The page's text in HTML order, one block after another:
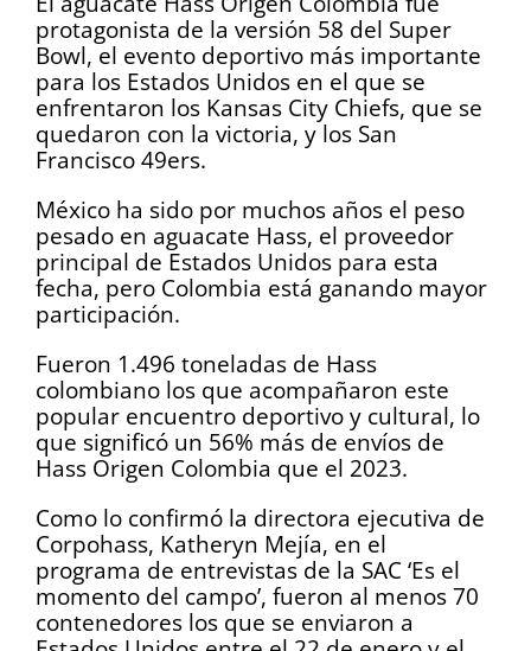
protagonista de la versión 58 del Super
Bowl, el evento deportivo más importante
para los Estados Unidos en el que se
enfrentaron los Kansas City Chiefs, que se
quedaron con la victoria, y los San
Francisco 49ers.
México ha sido por muchos años el peso
pesado en aguacate Hass, el proveedor
principal de Estados Unidos para esta
fecha, pero Colombia está ganando mayor
participación.
Fueron 1.496 toneladas de Hass
colombiano los que acompañaron este
popular encuentro deportivo y cultural, lo
que significó un 56% más de envíos de
Hass Origen Colombia que el 2023.
Como lo confirmó la directora ejecutiva de
Corpohass, Katheryn Mejía, en el
programa de entrevistas de la SAC ‘Es el
momento del campo’, fueron al menos 70
contenedores los que se enviaron a